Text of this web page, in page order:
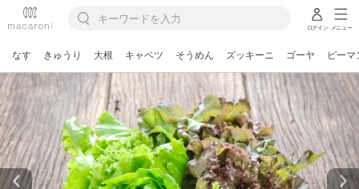
ログイン メニュー
なす きゅうり 大根 キャベツ そうめん ズッキーニ ゴーヤ ピーマ